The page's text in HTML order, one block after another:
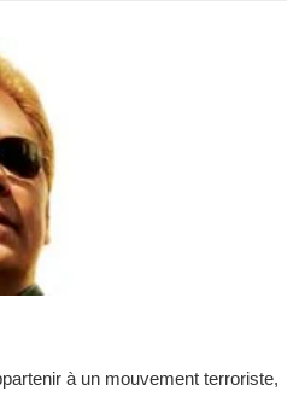
à un mouvement terroriste,